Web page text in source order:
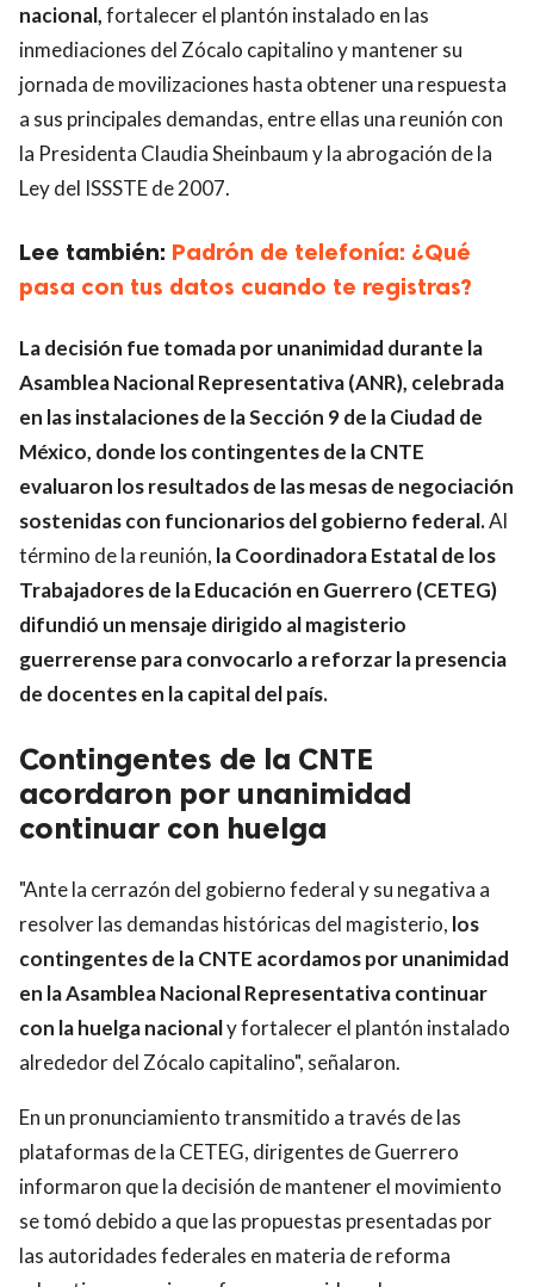
nacional,fortalecer el plantón instalado en las
inmediaciones del Zócalo capitalino y mantener su
jornada de movilizaciones hasta obtener una respuesta
a sus principales demandas, entre ellas una reunión con
la Presidenta Claudia Sheinbaum y la abrogación de la
Ley del ISSSTE de 2007.
Lee también: Padrón de telefonía: ¿Qué
pasa con tus datos cuando te registras?
La decisión fue tomada por unanimidad durante la
Asamblea Nacional Representativa (ANR), celebrada
en las instalaciones de la Sección 9 de la Ciudad de
México, donde los contingentes de la CNTE
evaluaron los resultados de las mesas de negociación
sostenidas con funcionarios del gobierno federal.Al
término de la reunión, la Coordinadora Estatal de los
Trabajadores de la Educación en Guerrero (CETEG)
difundió un mensaje dirigido al magisterio
guerrerense para convocarlo a reforzar la presencia
de docentes en la capital del país.
Contingentes de la CNTE
acordaron por unanimidad
continuar con huelga
"Ante la cerrazón del gobierno federal y su negativa a
resolver las demandas históricas del magisterio, los
contingentes de la CNTE acordamos por unanimidad
en la Asamblea Nacional Representativa continuar
con la huelga nacionaly fortalecer el plantón instalado
alrededor del Zócalo capitalino", señalaron.
En un pronunciamiento transmitido a través de las
plataformas de la CETEG, dirigentes de Guerrero
informaron que la decisión de mantener el movimiento
se tomó debido a que las propuestas presentadas por
las autoridades federales en materia de reforma